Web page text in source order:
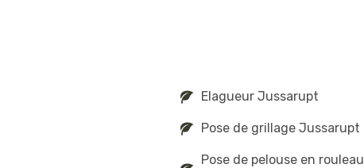
Elagueur Jussarupt
Pose de grillage Jussarupt
Pose de pelouse en rouleau